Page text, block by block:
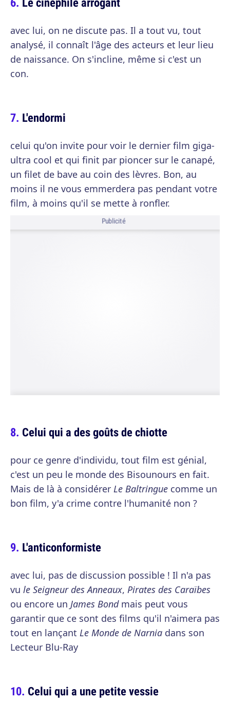
avec lui, on ne discute pas. Il a tout vu, tout
analysé, il connaît l'âge des acteurs et leur lieu
de naissance. On s'incline, même si c'est un
con.
L'endormi
celui qu'on invite pour voir le dernier film giga-
ultra cool et qui finit par pioncer sur le canapé,
un filet de bave au coin des lèvres. Bon, au
moins il ne vous emmerdera pas pendant votre
film, à moins qu'il se mette à ronfler.
Publicité
Celui qui a des goûts de chiotte
pour ce genre d'individu, tout film est génial,
c'est un peu le monde des Bisounours en fait.
Mais de là à considérer Le Baltringue comme un
bon film, y'a crime contre l'humanité non ?
L'anticonformiste
avec lui, pas de discussion possible ! Il n'a pas
vu le Seigneur des Anneaux, Pirates des Caraïbes
ou encore un James Bondmais peut vous
garantir que ce sont des films qu'il n'aimera pas
tout en lançant Le Monde de Narnia dans son
Lecteur Blu-Ray
Celui qui a une petite vessie